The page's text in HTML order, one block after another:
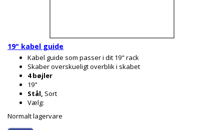
19" kabel guide
Kabel guide som passer i dit 19" rack
Skaber overskueligt overblik i skabet
4 bøjler
19"
Stål, Sort
Vælg:
Normalt lagervare